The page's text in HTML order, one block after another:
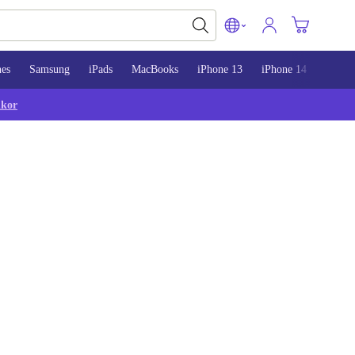
Samsung iPads MacBooks iPhone 13 iPhone 14